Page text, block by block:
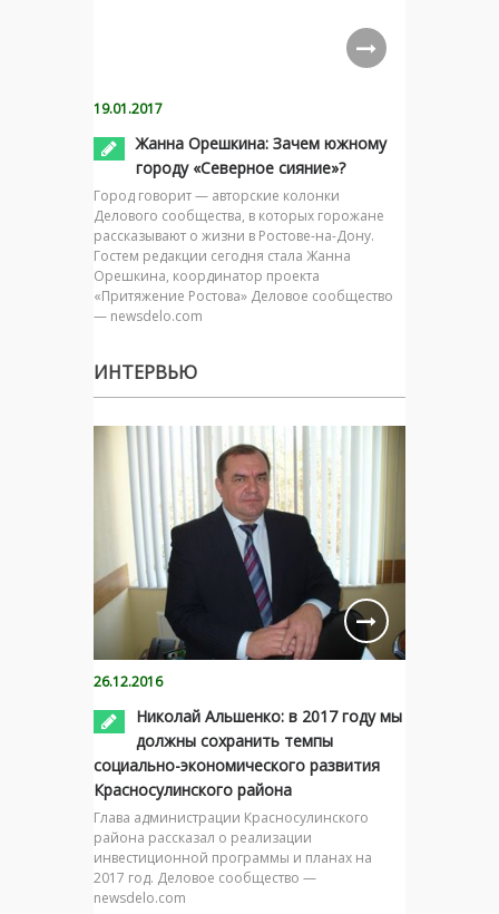
19.01.2017
Жанна Орешкина: Зачем южному
городу «Северное сияние»?
Город говорит — авторские колонки
Делового сообщества, в которых горожане
рассказывают о жизни в Ростове-на-Дону.
Гостем редакции сегодня стала Жанна
Орешкина, координатор проекта
«Притяжение Ростова» Деловое сообщество
— newsdelo.com
ИНТЕРВЬЮ
26.12.2016
Николай Альшенко: в 2017 году мы
должны сохранить темпы
социально-экономического развития
Красносулинского района
Глава администрации Красносулинского
района рассказал о реализации
инвестиционной программы и планах на
2017 год. Деловое сообщество —
newsdelo.com